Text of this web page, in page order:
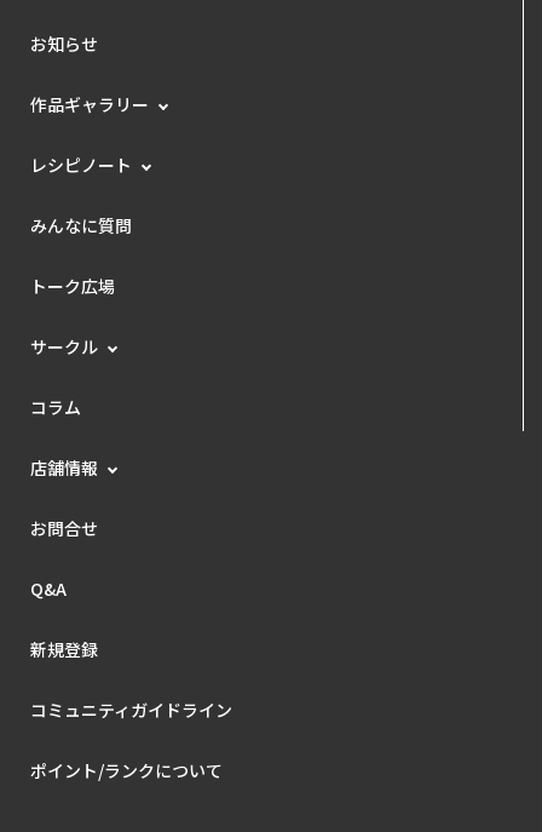
お知らせ
作品ギャラリー
レシピノート
みんなに質問
トーク広場
サークル
コラム
店舗情報
お問合せ
Q&A
新規登録
コミュニティガイドライン
ポイント/ランクについて